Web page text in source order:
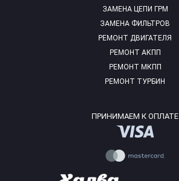
ЗАМЕНА ЦЕПИ ГРМ
ЗАМЕНА ФИЛЬТРОВ
РЕМОНТ ДВИГАТЕЛЯ
РЕМОНТ АКПП
РЕМОНТ МКПП
РЕМОНТ ТУРБИН
ПРИНИМАЕМ К ОПЛАТЕ